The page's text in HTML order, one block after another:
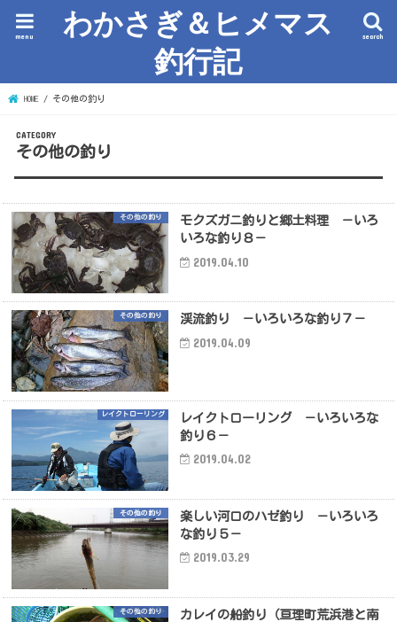
わかさぎ＆ヒメマス
釣行記
search
menu
HOME その他の釣り
その他の釣り
その他の釣り
モクズガニ釣りと郷土料理 －いろ
いろな釣り８－
2019.04.10
その他の釣り 渓流釣り －いろいろな釣り７－
2019.04.09
レイクトローリング
レイクトローリング －いろいろな
釣り６－
2019.04.02
その他の釣り
楽しい河口のハゼ釣り －いろいろ
な釣り５－
2019.03.29
その他の釣り
カレイの船釣り（亘理町荒浜港と南